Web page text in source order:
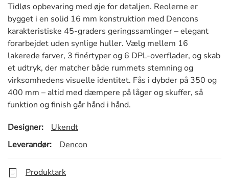
Tidløs opbevaring med øje for detaljen. Reolerne er
bygget i en solid 16 mm konstruktion med Dencons
karakteristiske 45-graders geringssamlinger – elegant
forarbejdet uden synlige huller. Vælg mellem 16
lakerede farver, 3 finértyper og 6 DPL-overflader, og skab
et udtryk, der matcher både rummets stemning og
virksomhedens visuelle identitet. Fås i dybder på 350 og
400 mm – altid med dæmpere på låger og skuffer, så
funktion og finish går hånd i hånd.
Designer:
Ukendt
Leverandør:
Dencon
Produktark